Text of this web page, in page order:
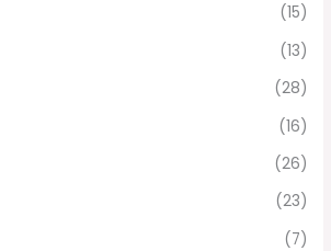
(15)
(13)
(28)
(16)
(26)
(23)
(7)